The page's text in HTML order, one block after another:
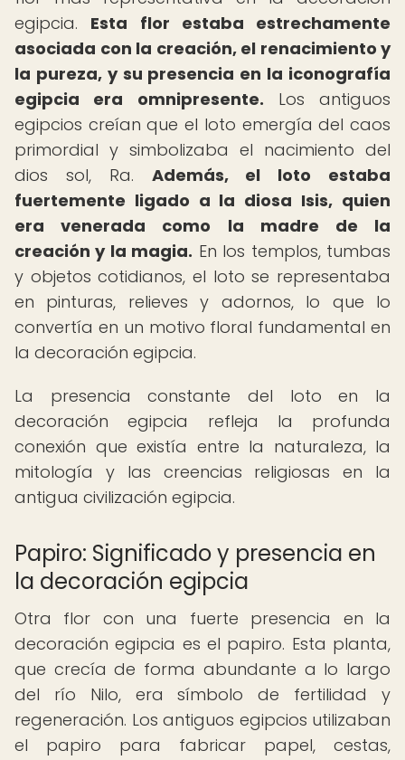
egipcia. Esta flor estaba estrechamente
asociada con la creación, el renacimiento y
la pureza, y su presencia en la iconografía
egipcia era omnipresente. Los antiguos
egipcios creían que el loto emergía del caos
primordial y simbolizaba el nacimiento del
dios sol, Ra. Además, el loto estaba
fuertemente ligado a la diosa Isis, quien
era venerada como la madre de la
creación y la magia. En los templos, tumbas
y objetos cotidianos, el loto se representaba
en pinturas, relieves y adornos, lo que lo
convertía en un motivo floral fundamental en
la decoración egipcia.
La presencia constante del loto en la
decoración egipcia refleja la profunda
conexión que existía entre la naturaleza, la
mitología y las creencias religiosas en la
antigua civilización egipcia.
Papiro: Significado y presencia en
la decoración egipcia
Otra flor con una fuerte presencia en la
decoración egipcia es el papiro. Esta planta,
que crecía de forma abundante a lo largo
del río Nilo, era símbolo de fertilidad y
regeneración. Los antiguos egipcios utilizaban
el papiro para fabricar papel, cestas,